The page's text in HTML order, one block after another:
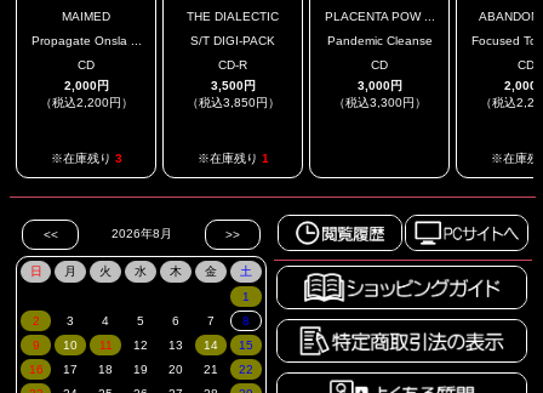
MAIMED
Propagate Onsla ...
CD
2,000円
（税込2,200円）
※在庫残り 3
THE DIALECTIC
S/T DIGI-PACK
CD-R
3,500円
（税込3,850円）
※在庫残り 1
PLACENTA POW ...
Pandemic Cleanse
CD
3,000円
（税込3,300円）
Focused To
CD
2,000
（税込
※在庫残